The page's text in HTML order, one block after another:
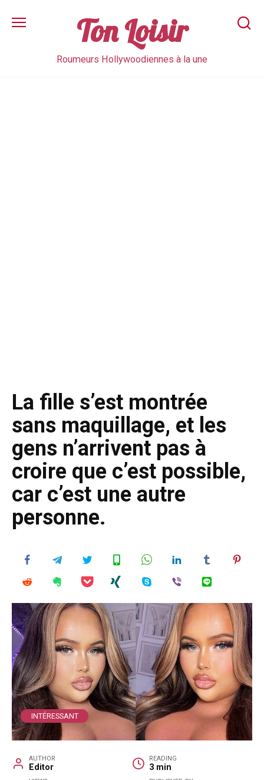
content
Ton Loisir
Roumeurs Hollywoodiennes à la une
La fille s’est montrée
sans maquillage, et les
gens n’arrivent pas à
croire que c’est possible,
car c’est une autre
personne.
INTÉRESSANT
AUTHOR
Editor
READING
3 min